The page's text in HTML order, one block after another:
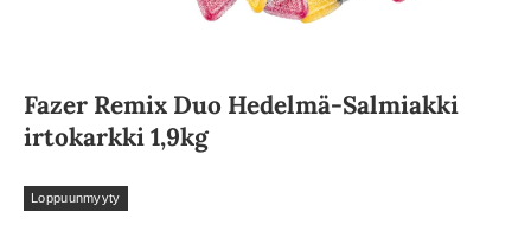
Fazer Remix Duo Hedelmä-Salmiakki
irtokarkki 1,9kg
Loppuunmyyty